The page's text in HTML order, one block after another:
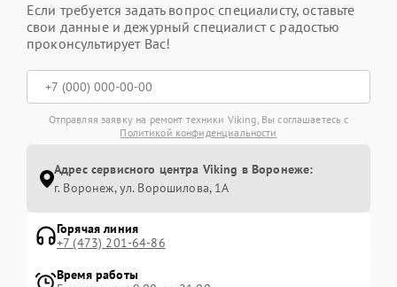
Если требуется задать вопрос специалисту, оставьте
свои данные и дежурный специалист с радостью
проконсультирует Вас!
Отправляя заявку на ремонт техники Viking, Вы соглашаетесь с
Политикой конфиденциальности
Адрес сервисного центра Viking в Воронеже:
г. Воронеж, ул. Ворошилова, 1А
Горячая линия
+7 (473) 201-64-86
Время работы